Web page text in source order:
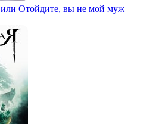
или Отойдите, вы не мой муж